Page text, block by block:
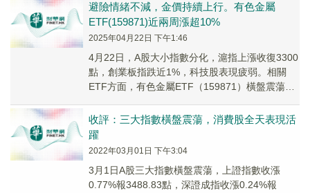
避險情緒不減，金價持續上行。有色金屬
ETF(159871)近兩周漲超10%
2025年04月22日 下午1:46
4月22日，A股大小指數分化，滬指上漲收復3300
點，創業板指跌近1%，科技股表現疲弱。相關
ETF方面，有色金屬ETF（159871）橫盤震蕩，
收評：三大指數橫盤震蕩，消費股全天表現活
躍
2022年03月01日 下午3:04
3月1日A股三大指數橫盤震蕩，上證指數收漲
0.77%報3488.83點，深證成指收漲0.24%報